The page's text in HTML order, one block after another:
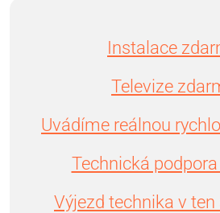
Instalace
Televize
Uvádíme reálnou
Technická
Výjezd technika v